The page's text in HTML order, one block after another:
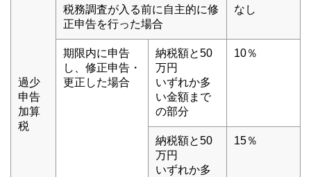
過少
申告
加算
税
税務調査が入る前に自主的に修
正申告を行った場合
なし
期限内に申告
し、修正申告・
更正した場合
納税額と50
万円
いずれか多
い金額まで
の部分
10％
納税額と50
万円
いずれか多
15％